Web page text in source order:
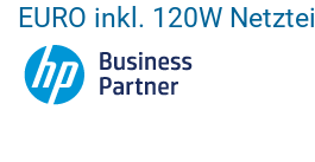
EURO inkl. 120W Netzteil